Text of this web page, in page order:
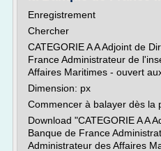
Enregistrement
Chercher
CATEGORIE A A Adjoint de
France Administrateur de
Affaires Maritimes - ouvert
Dimension: px
Commencer à balayer dès la
Download "CATEGORIE A A
Banque de France
Administrateur des Affaires